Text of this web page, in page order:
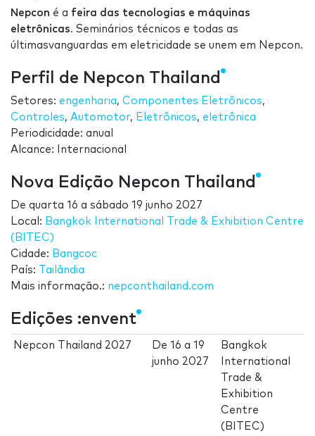
Nepcon é a feira das tecnologias e máquinas
eletrônicas. Seminários técnicos e todas as
últimasvanguardas em eletricidade se unem em Nepcon.
Perfil de Nepcon Thailand
Setores: engenharia, Componentes Eletrônicos,
Controles, Automotor, Eletrônicos, eletrônica
Periodicidade: anual
Alcance: Internacional
Nova Edição Nepcon Thailand
De quarta 16 a sábado 19 junho 2027
Local: Bangkok International Trade & Exhibition Centre
(BITEC)
Cidade: Bangcoc
País:
Tailândia
Mais informação.: nepconthailand.com
Edições :envent
Nepcon Thailand 2027 De16 a19
junho 2027
Bangkok
International
Trade &
Exhibition
Centre
(BITEC)